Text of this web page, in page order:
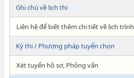
Ghi chú về lịch thi
Liên hệ để biết thêm chi tiết về lịch trình
Kỳ thi / Phương pháp tuyển chọn
Xét tuyển hồ sơ, Phỏng vấn